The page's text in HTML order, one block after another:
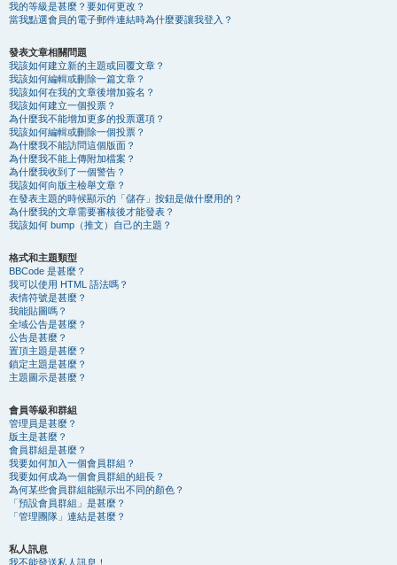
我的等級是甚麼？要如何更改？
當我點選會員的電子郵件連結時為什麼要讓我登入？
發表文章相關問題
我該如何建立新的主題或回覆文章？
我該如何編輯或刪除一篇文章？
我該如何在我的文章後增加簽名？
我該如何建立一個投票？
為什麼我不能增加更多的投票選項？
我該如何編輯或刪除一個投票？
為什麼我不能訪問這個版面？
為什麼我不能上傳附加檔案？
為什麼我收到了一個警告？
我該如何向版主檢舉文章？
在發表主題的時候顯示的「儲存」按鈕是做什麼用的？
為什麼我的文章需要審核後才能發表？
我該如何 bump（推文）自己的主題？
格式和主題類型
BBCode 是甚麼？
我可以使用 HTML 語法嗎？
表情符號是甚麼？
我能貼圖嗎？
全域公告是甚麼？
公告是甚麼？
置頂主題是甚麼？
鎖定主題是甚麼？
主題圖示是甚麼？
會員等級和群組
管理員是甚麼？
版主是甚麼？
會員群組是甚麼？
我要如何加入一個會員群組？
我要如何成為一個會員群組的組長？
為何某些會員群組能顯示出不同的顏色？
「預設會員群組」是甚麼？
「管理團隊」連結是甚麼？
私人訊息
我不能發送私人訊息！